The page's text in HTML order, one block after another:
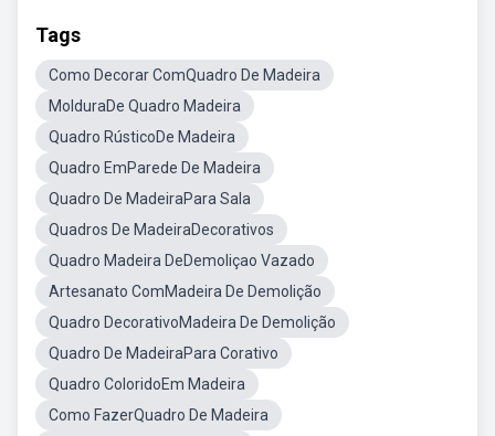
Tags
Como Decorar ComQuadro De Madeira
MolduraDe Quadro Madeira
Quadro RústicoDe Madeira
Quadro EmParede De Madeira
Quadro De MadeiraPara Sala
Quadros De MadeiraDecorativos
Quadro Madeira DeDemoliçao Vazado
Artesanato ComMadeira De Demolição
Quadro DecorativoMadeira De Demolição
Quadro De MadeiraPara Corativo
Quadro ColoridoEm Madeira
Como FazerQuadro De Madeira